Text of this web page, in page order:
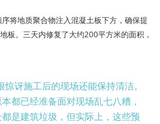
将地质聚合物注入混凝土板下方，确保提
板。三天内修复了大约200平方米的面积，
惊讶施工后的现场还能保持清洁。
都已经准备面对现场乱七八糟，
都是建筑垃圾，但实际上，这些预